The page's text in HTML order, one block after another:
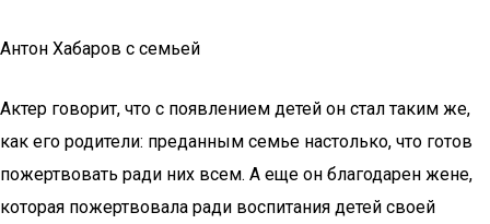
Антон Хабаров с семьей
Актер говорит, что с появлением детей он стал таким же,
как его родители: преданным семье настолько, что готов
пожертвовать ради них всем. А еще он благодарен жене,
которая пожертвовала ради воспитания детей своей